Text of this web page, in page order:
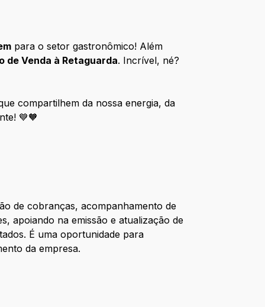
para o setor gastronômico! Além
de Venda à Retaguarda. Incrível, né?
compartilhem da nossa energia, da
💙🧡
de cobranças, acompanhamento de
apoiando na emissão e atualização de
É uma oportunidade para
da empresa.